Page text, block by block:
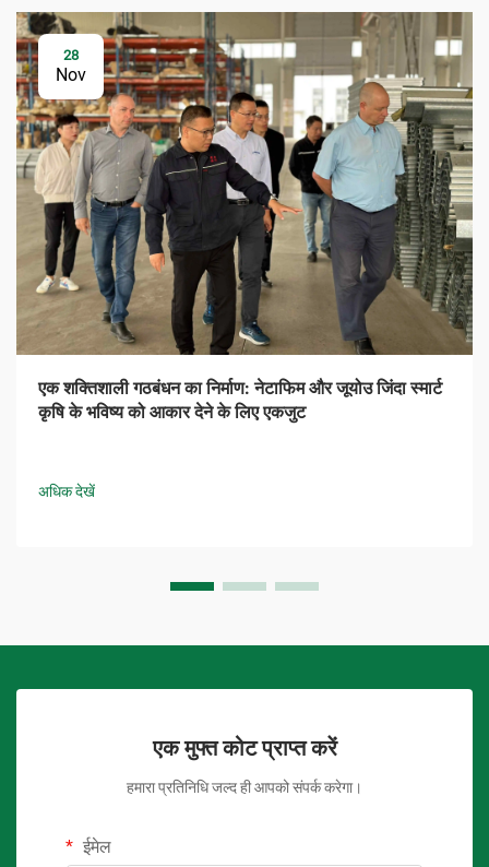
28
Nov
एक शक्तिशाली गठबंधन का निर्माण: नेटाफिम और जूयोउ जिंदा स्मार्ट
कृषि के भविष्य को आकार देने के लिए एकजुट
अधिक देखें
एक मुफ्त कोट प्राप्त करें
हमारा प्रतिनिधि जल्द ही आपको संपर्क करेगा।
ईमेल